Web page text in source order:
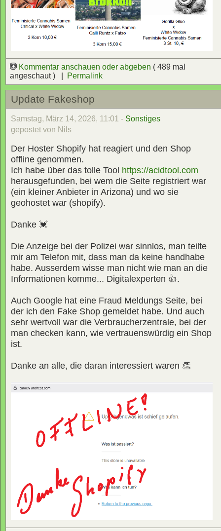
Kommentar anschauen oder abgeben ( 489 mal
angeschaut ) |
Permalink
Update Fakeshop
Samstag, März 14, 2026, 11:01 - Sonstiges
gepostet von Nils
Der Hoster Shopify hat reagiert und den Shop
offline genommen.
Ich habe über das tolle Tool https://acidtool.com
herausgefunden, bei wem die Seite registriert war
(ein kleiner Anbieter in Arizona) und wo sie
geohostet war (shopify).
Danke 💓
Die Anzeige bei der Polizei war sinnlos, man teilte
mir am Telefon mit, dass man da keine handhabe
habe. Ausserdem wisse man nicht wie man an die
Informationen komme... Digitalexperten 👍.
Auch Google hat eine Fraud Meldungs Seite, bei
der ich den Fake Shop gemeldet habe. Und auch
sehr wertvoll war die Verbraucherzentrale, bei der
man checken kann, wie vertrauenswürdig ein Shop
ist.
Danke an alle, die daran interessiert waren 👏